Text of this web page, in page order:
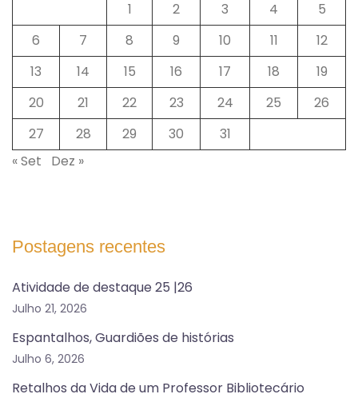
1
2 3 4
5
6
7 8 9 10 11
12
13
14 15 16 17 18
19
20
21 22 23 24 25
26
27
28 29 30
31
« Set
Dez »
Postagens recentes
Atividade de destaque 25 |26
Julho 21, 2026
Espantalhos, Guardiões de histórias
Julho 6, 2026
Retalhos da Vida de um Professor Bibliotecário